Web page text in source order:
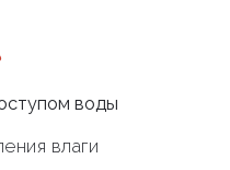
воды
влаги